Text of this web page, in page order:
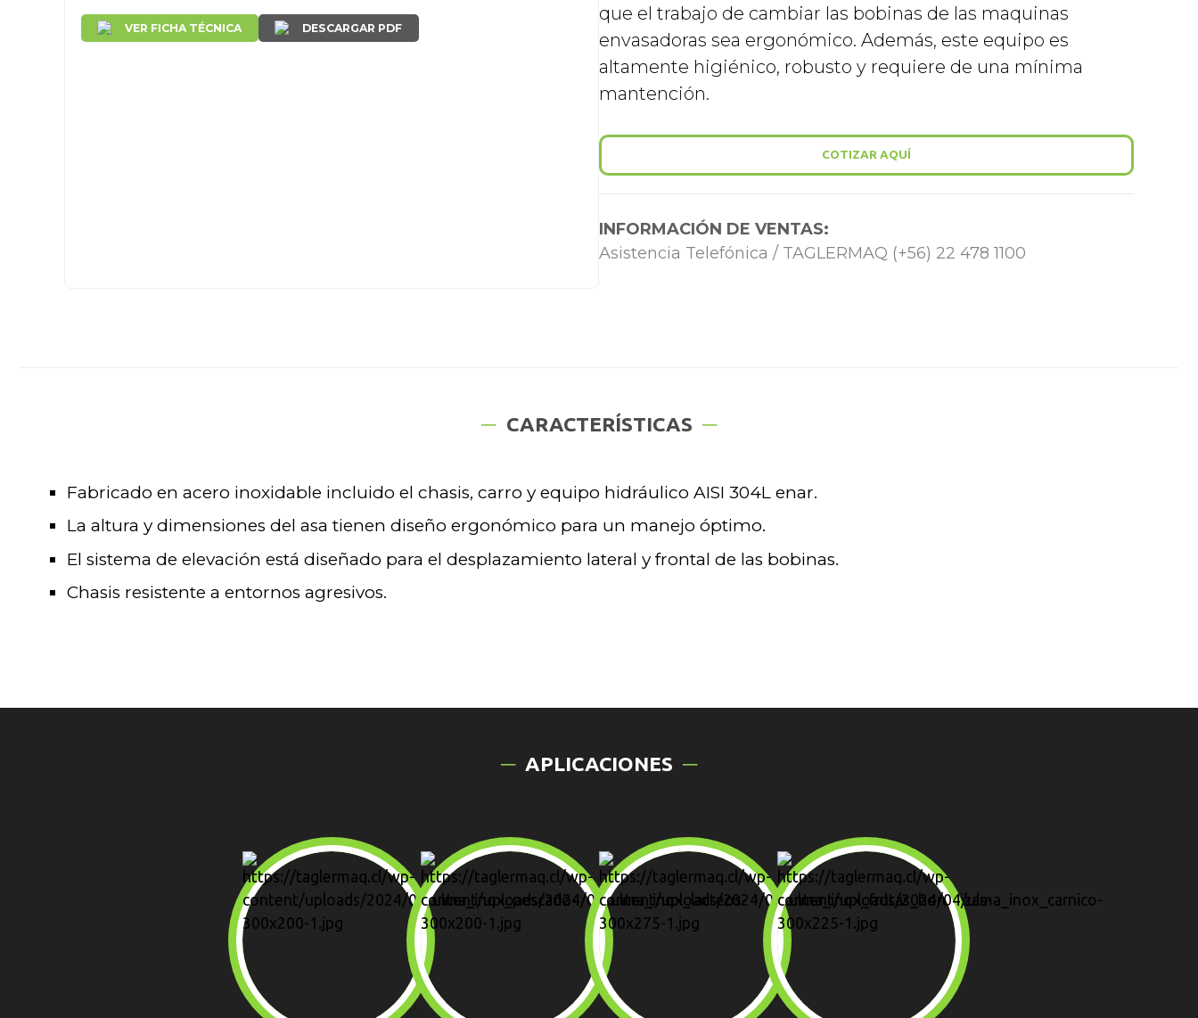
VER FICHA TÉCNICA DESCARGAR PDF
que el trabajo de cambiar las bobinas de las maquinas
envasadoras sea ergonómico. Además, este equipo es
altamente higiénico, robusto y requiere de una mínima
mantención.
COTIZAR AQUÍ
INFORMACIÓN DE VENTAS:
Asistencia Telefónica / TAGLERMAQ (+56) 22 478 1100
CARACTERÍSTICAS
Fabricado en acero inoxidable incluido el chasis, carro y equipo hidráulico AISI 304L enar.
La altura y dimensiones del asa tienen diseño ergonómico para un manejo óptimo.
El sistema de elevación está diseñado para el desplazamiento lateral y frontal de las bobinas.
Chasis resistente a entornos agresivos.
APLICACIONES